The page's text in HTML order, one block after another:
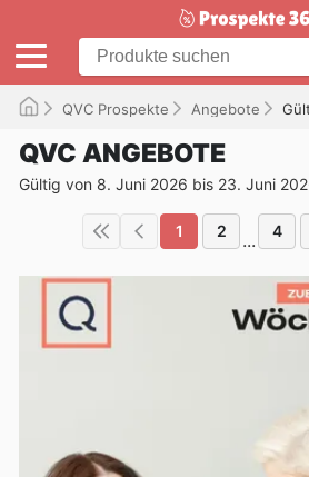
QVC Prospekte Angebote
QVC ANGEBOTE
Gültig von 8. Juni 2026 bis 23. Juni
1 2 ... 4